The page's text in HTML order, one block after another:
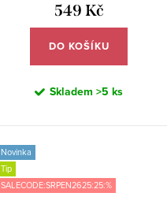
549 Kč
DO KOŠÍKU
Skladem >5 ks
Novinka
Tip
SALECODE:SRPEN2625:25:%